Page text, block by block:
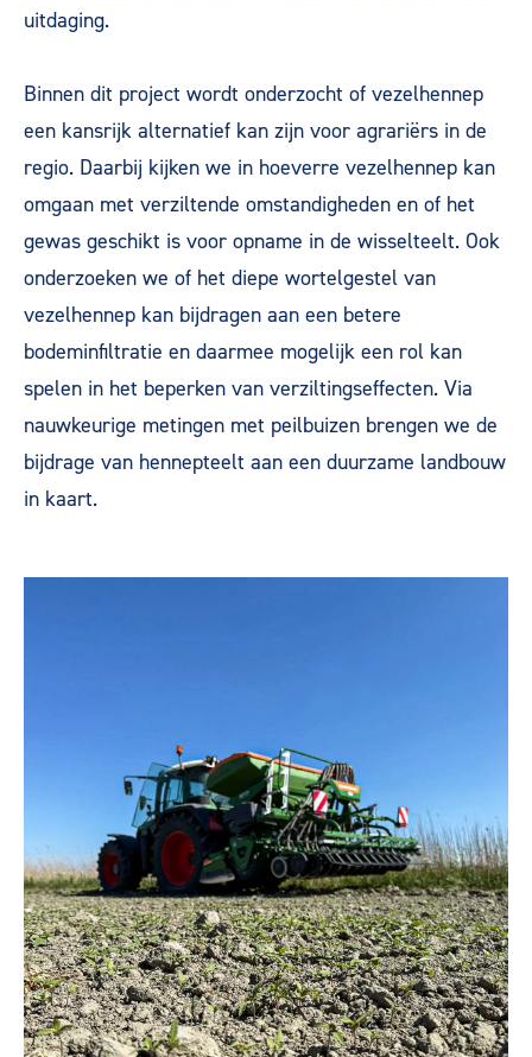
uitdaging.
Binnen dit project wordt onderzocht of vezelhennep
een kansrijk alternatief kan zijn voor agrariërs in de
regio. Daarbij kijken we in hoeverre vezelhennep kan
omgaan met verziltende omstandigheden en of het
gewas geschikt is voor opname in de wisselteelt. Ook
onderzoeken we of het diepe wortelgestel van
vezelhennep kan bijdragen aan een betere
bodeminfiltratie en daarmee mogelijk een rol kan
spelen in het beperken van verziltingseffecten. Via
nauwkeurige metingen met peilbuizen brengen we de
bijdrage van hennepteelt aan een duurzame landbouw
in kaart.